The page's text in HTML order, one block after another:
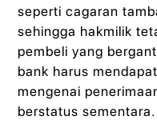
seperti cagaran
sehingga hakmilik
pembeli yang
bank harus
mengenai
berstatus sementara.